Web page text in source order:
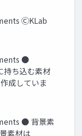
ⒸKLab
●
ち込む素材
成していま
● 背景素
素材は